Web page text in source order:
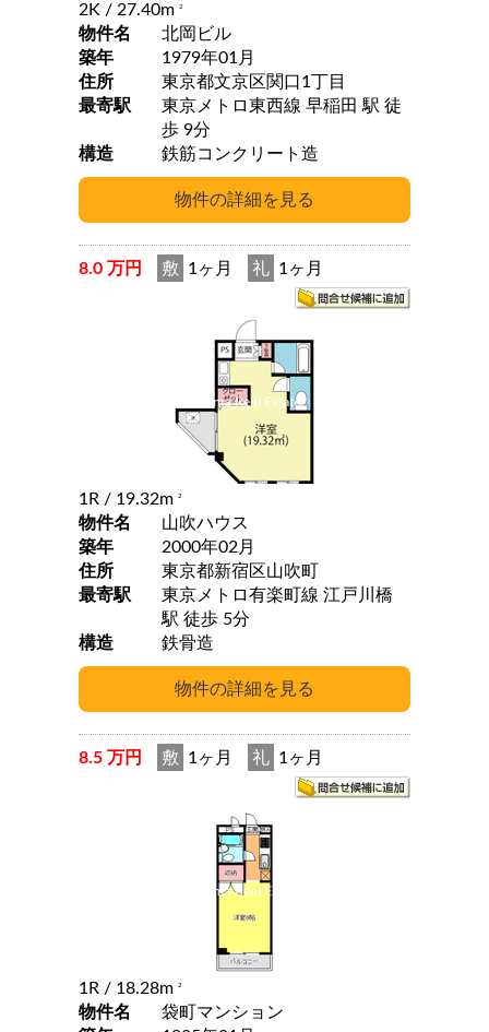
2K / 27.40m 2
物件名
北岡ビル
築年
1979年01月
住所
東京都文京区関口1丁目
最寄駅
東京メトロ東西線 早稲田 駅 徒
歩 9分
構造
鉄筋コンクリート造
8.0 万円 敷 1ヶ月 礼 1ヶ月
1R / 19.32m 2
物件名
山吹ハウス
築年
2000年02月
住所
東京都新宿区山吹町
最寄駅
東京メトロ有楽町線 江戸川橋
駅 徒歩 5分
構造
鉄骨造
8.5 万円 敷 1ヶ月 礼 1ヶ月
1R / 18.28m 2
物件名
袋町マンション